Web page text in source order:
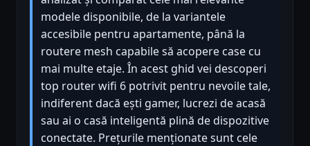
modele disponibile, de la variantele
accesibile pentru apartamente, până la
routere mesh capabile să acopere case cu
mai multe etaje. În acest ghid vei descoperi
top router wifi 6 potrivit pentru nevoile tale,
indiferent dacă ești gamer, lucrezi de acasă
sau ai o casă inteligentă plină de dispozitive
conectate. Prețurile menționate sunt cele